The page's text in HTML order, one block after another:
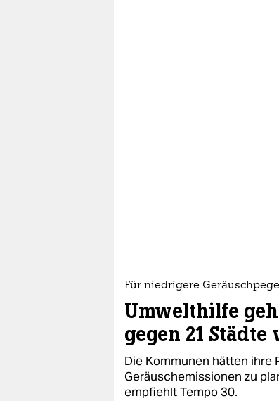
Für niedrigere
Umwelthilfe
gegen 21 Städte
Die Kommunen hätten ihre
Geräuschemissionen zu
empfiehlt Tempo 30.